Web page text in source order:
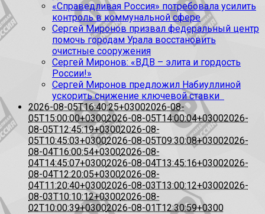
«Справедливая Россия» потребовала усилить
контроль в коммунальной сфере
Сергей Миронов призвал федеральный центр
помочь городам Урала восстановить
очистные сооружения
Сергей Миронов: «ВДВ – элита и гордость
России!»
Сергей Миронов предложил Набиуллиной
ускорить снижение ключевой ставки
2026-08-05T16:40:25+03002026-08-
05T15:00:00+03002026-08-05T14:00:04+03002026-
08-05T12:45:19+03002026-08-
05T10:45:03+03002026-08-05T09:30:08+03002026-
08-04T16:00:54+03002026-08-
04T14:45:07+03002026-08-04T13:45:16+03002026-
08-04T12:20:05+03002026-08-
04T11:20:40+03002026-08-03T13:00:12+03002026-
08-03T10:10:12+03002026-08-
02T10:00:39+03002026-08-01T12:30:59+0300